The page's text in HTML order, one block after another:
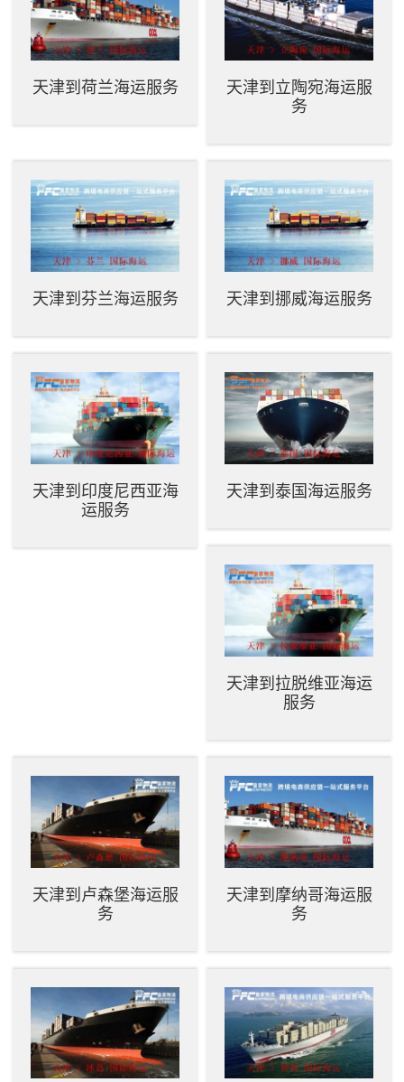
天津到荷兰海运服务
天津到立陶宛海运服
务
天津到芬兰海运服务 天津到挪威海运服务
天津到印度尼西亚海
运服务
天津到泰国海运服务
天津到拉脱维亚海运
服务
天津到卢森堡海运服
务
天津到摩纳哥海运服
务